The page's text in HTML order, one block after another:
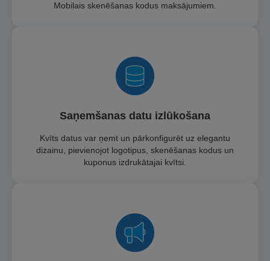
Mobilais skenēšanas kodus maksājumiem.
Saņemšanas datu izlūkošana
Kvīts datus var ņemt un pārkonfigurēt uz elegantu
dizainu, pievienojot logotipus, skenēšanas kodus un
kuponus izdrukātajai kvītsi.